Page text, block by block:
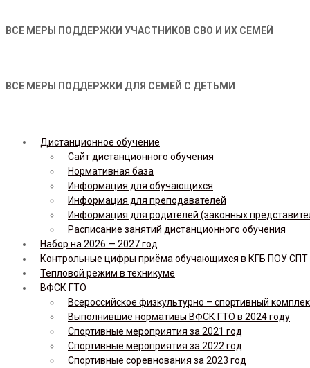
ВСЕ МЕРЫ ПОДДЕРЖКИ УЧАСТНИКОВ СВО И ИХ СЕМЕЙ
ВСЕ МЕРЫ ПОДДЕРЖКИ ДЛЯ СЕМЕЙ С ДЕТЬМИ
Дистанционное обучение
Сайт дистанционного обучения
Нормативная база
Информация для обучающихся
Информация для преподавателей
Информация для родителей (законных
Расписание занятий дистанционного обучения
Набор на 2026 — 2027 год
Контрольные цифры приёма обучающихся в КГБ ПОУ СПТ
Тепловой режим в техникуме
ВФСК ГТО
Всероссийское физкультурно – спортивный
Выполнившие нормативы ВФСК ГТО в 2024 году
Спортивные мероприятия за 2021 год
Спортивные мероприятия за 2022 год
Спортивные соревнования за 2023 год